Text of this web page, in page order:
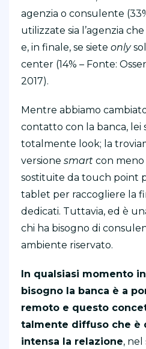
agenzia o consulente
utilizzate sia l’agenzia
e, in finale, se siete only
center (14% – Fonte:
2017).
Mentre abbiamo
contatto con la banca, lei
totalmente look; la
versione smart con meno
sostituite da touch point
tablet per raccogliere la
dedicati. Tuttavia, ed è
chi ha bisogno di
ambiente riservato.
In qualsiasi momento
bisogno la banca è a
remoto e questo
talmente diffuso che è
intensa la relazione, nel